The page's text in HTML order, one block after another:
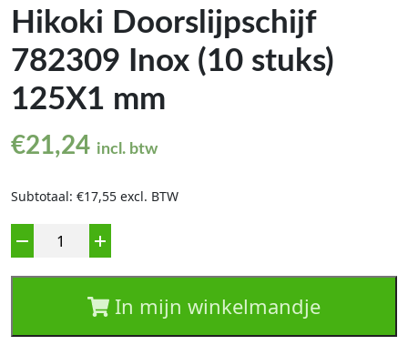
Hikoki Doorslijpschijf
782309 Inox (10 stuks)
125X1 mm
€21,24 incl. btw
Subtotaal: €17,55 excl. BTW
In mijn winkelmandje